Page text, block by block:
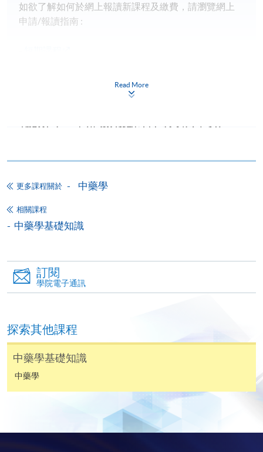
如欲了解如何於網上報讀新課程及繳費，請瀏覽網上
申請/報讀指南 :
交下期學費的學員，提供網上服務，如學員就讀的課
VISA 或 Mastercard、「微信支付」(Online WeChat
Pay) 、「支付寶」(Online Alipay) 或 「轉數快」(FPS)
報讀新課程
費以及所需證明文件呈交。
Read More
更多課程關於 中藥學
相關課程
中藥學基礎知識
訂閱
學院電子通訊
探索其他課程
中藥學基礎知識
中藥學